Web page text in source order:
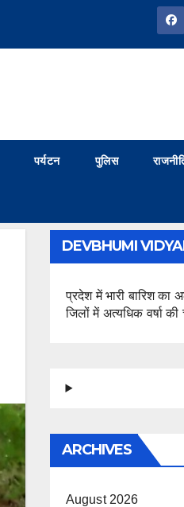
पर्यटन पुलिस
DEVBHUMI
प्रदेश में भारी बारिश का
जिलों में अत्यधिक वर्षा की
ARCHIVES
August 2026